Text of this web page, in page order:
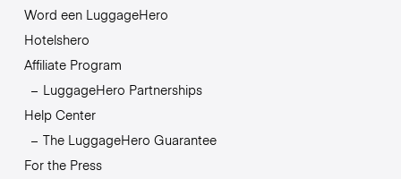
Word een LuggageHero
Hotelshero
Affiliate Program
LuggageHero Partnerships
Help Center
The LuggageHero Guarantee
For the Press